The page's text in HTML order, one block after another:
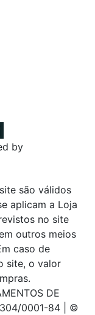
by
são válidos
aplicam a Loja
no site
outros meios
caso de
site, o valor
DE
0001-84 | ©